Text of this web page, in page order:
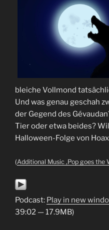
bleiche Vollmond
Und was genau geschah
der Gegend des
Tier oder etwa beides?
Halloween-Folge von
(Additional Music ‚Pop goes the
Podcast: Play in new
39:02 — 17.9MB)